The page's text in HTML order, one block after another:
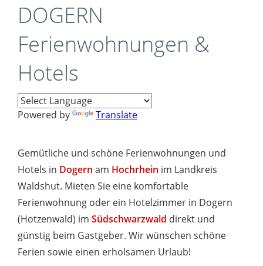
DOGERN
Ferienwohnungen &
Hotels
Powered by Translate
Gemütliche und schöne Ferienwohnungen und
Hotels in Dogern am Hochrhein im Landkreis
Waldshut. Mieten Sie eine komfortable
Ferienwohnung oder ein Hotelzimmer in Dogern
(Hotzenwald) im Südschwarzwald direkt und
günstig beim Gastgeber. Wir wünschen schöne
Ferien sowie einen erholsamen Urlaub!